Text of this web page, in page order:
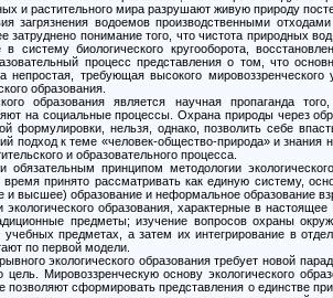
и растительного мира разрушают живую природу
загрязнения водоемов производственными
понимание того, что чистота природных
систему биологического кругооборота,
процесс представления о том, что
требующая высокого мировоззренческого
образования.
образования является научная пропаганда
на социальные процессы. Охрана природы через
формулировки, нельзя, однако, позволить себе
к теме «человек-общество-природа» и знания
и образовательного процесса.
принципом методологии
принято рассматривать как единую систему,
высшее) образование и неформальное образование
образования, характерные в
предметы; изучение вопросов охраны
предметах, а затем их интегрирование в
по первой модели.
экологического образования требует новой
Мировоззренческую основу экологического
позволяют сформировать представления о единстве